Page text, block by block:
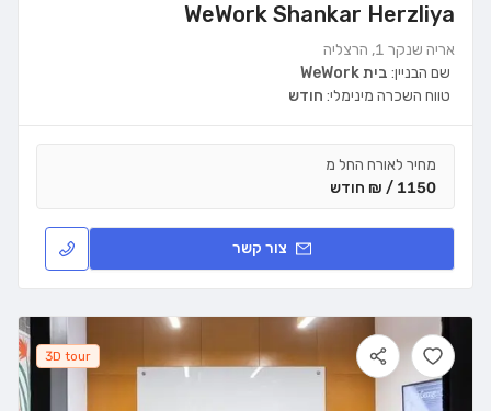
WeWork Shankar Herzliya
אריה שנקר 1, הרצליה
שם הבניין: בית WeWork
טווח השכרה מינימלי: חודש
מחיר לאורח החל מ
1150 / ₪ חודש
צור קשר
3D tour